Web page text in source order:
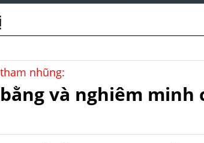
nhũng:
và nghiêm minh